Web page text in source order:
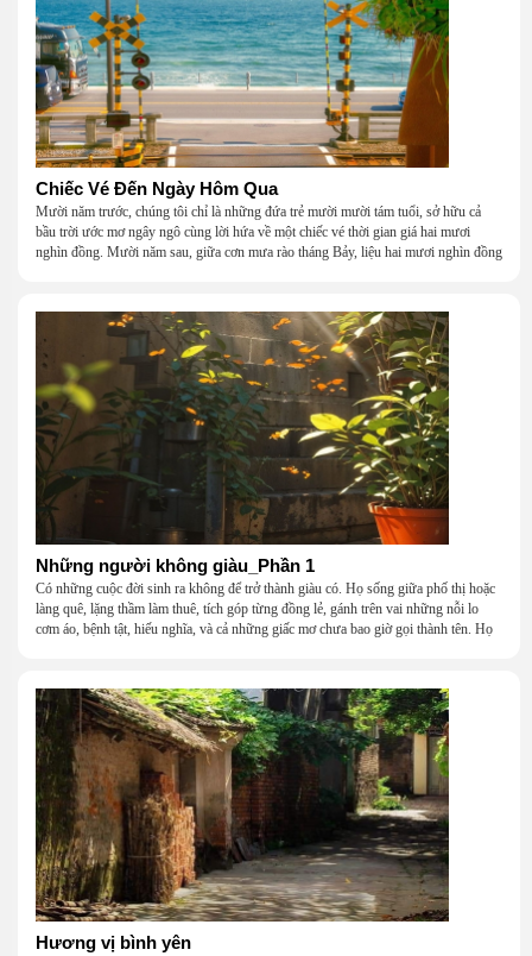
Chiếc Vé Đến Ngày Hôm Qua
Mười năm trước, chúng tôi chỉ là những đứa trẻ mười mười tám tuổi, sở hữu cả
bầu trời ước mơ ngây ngô cùng lời hứa về một chiếc vé thời gian giá hai mươi
nghìn đồng. Mười năm sau, giữa cơn mưa rào tháng Bảy, liệu hai mươi nghìn đồng
Những người không giàu_Phần 1
Có những cuộc đời sinh ra không để trở thành giàu có. Họ sống giữa phố thị hoặc
làng quê, lặng thầm làm thuê, tích góp từng đồng lẻ, gánh trên vai những nỗi lo
cơm áo, bệnh tật, hiếu nghĩa, và cả những giấc mơ chưa bao giờ gọi thành tên. Họ
một mái nhà bằng lòng thương, bằng sự nhẫn nại và một niềm tin cũ kỹ rằng: dẫu
nghèo đến đâu, cũng còn có nhau để quay về.
Hương vị bình yên